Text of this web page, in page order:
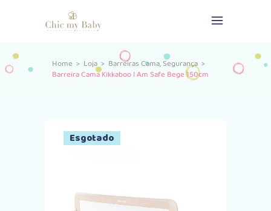
Home > Loja> Barreiras Cama,Segurança >
Barreira Cama Kikkaboo I Am Safe Bege 150cm
Esgotado